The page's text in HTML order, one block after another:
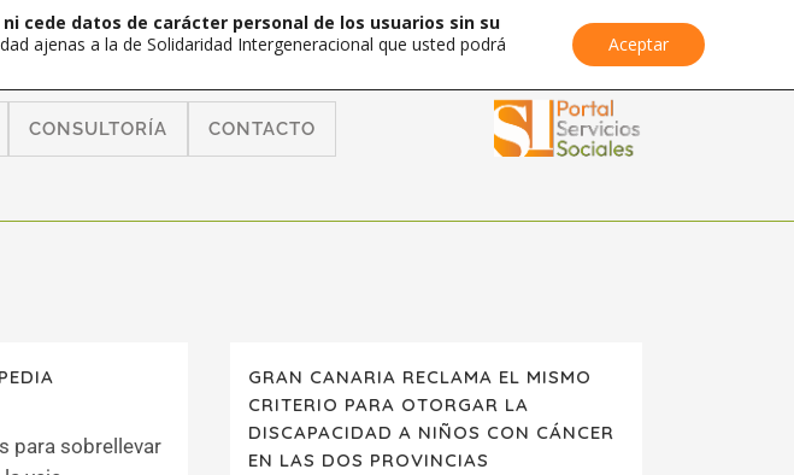
CONSULTORÍA CONTACTO
para sobrellevar
GRAN CANARIA RECLAMA EL MISMO
CRITERIO PARA OTORGAR LA
DISCAPACIDAD A NIÑOS CON CÁNCER
EN LAS DOS PROVINCIAS
cede datos de carácter personal de los usuarios sin su
ajenas a la de Solidaridad Intergeneracional que usted podrá
Aceptar